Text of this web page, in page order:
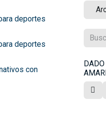
deportes
deportes
con